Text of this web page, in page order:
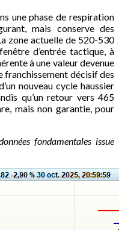
une phase de respiration
mais conserve des
zone actuelle de 520-530
d’entrée tactique, à
à une valeur devenue
franchissement décisif des
nouveau cycle haussier
qu’un retour vers 465
mais non garantie, pour
fondamentales issue